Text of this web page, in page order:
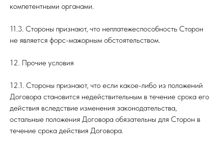
компетентными органами.
11.3. Стороны признают, что неплатежеспособность Сторон
не является форс-мажорным обстоятельством.
12. Прочие условия
12.1. Стороны признают, что если какое-либо из положений
Договора становится недействительным в течение срока его
действия вследствие изменения законодательства,
остальные положения Договора обязательны для Сторон в
течение срока действия Договора.